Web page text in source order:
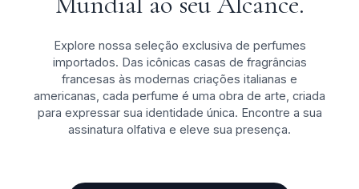
Explore nossa seleção exclusiva de perfumes
importados. Das icônicas casas de fragrâncias
francesas às modernas criações italianas e
americanas, cada perfume é uma obra de arte, criada
para expressar sua identidade única. Encontre a sua
assinatura olfativa e eleve sua presença.